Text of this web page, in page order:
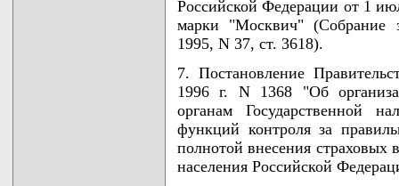
Российской Федерации от 1
марки "Москвич" (Собрание
1995, N 37, ст. 3618).
7. Постановление
1996 г. N 1368 "Об
органам Государственной
функций контроля за
полнотой внесения страховых
населения Российской